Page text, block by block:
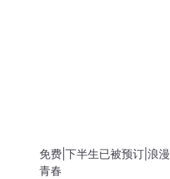
免费|下半生已被预订|浪漫
青春